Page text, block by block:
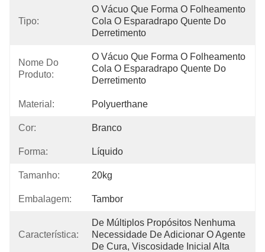
Tipo:
O Vácuo Que Forma O Folheamento
Cola O Esparadrapo Quente Do
Derretimento
Nome Do
Produto:
O Vácuo Que Forma O Folheamento
Cola O Esparadrapo Quente Do
Derretimento
Material: Polyuerthane
Cor: Branco
Forma: Líquido
Tamanho: 20kg
Embalagem: Tambor
Característica:
De Múltiplos Propósitos Nenhuma
Necessidade De Adicionar O Agente
De Cura, Viscosidade Inicial Alta